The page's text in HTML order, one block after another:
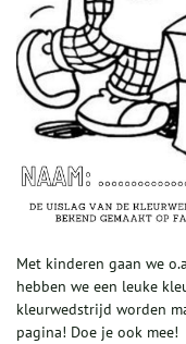
Met kinderen gaan we
hebben we een leuke
kleurwedstrijd worden
pagina! Doe je ook mee!